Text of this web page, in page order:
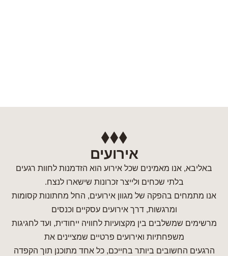
אירועים
באליבא, אנו מאמינים שכל אירוע הוא הזדמנות לחוות רגעים
בלתי שכחים ולייצר זכרונות שישארו לנצח.
אנו מתמחים בהפקה של מגוון אירועים, החל מחתונות קסומות
ומרגשות, דרך אירועים עסקיים וכנסים
מרשימים שמשלבים בין מקצועיות לחוויה ייחודית, ועד לחגיגות
משפחתיות ואירועים פרטיים שמציינים את
הרגעים החשובים ביותר בחייכם, כל אחד מתוכנן תוך הקפדה